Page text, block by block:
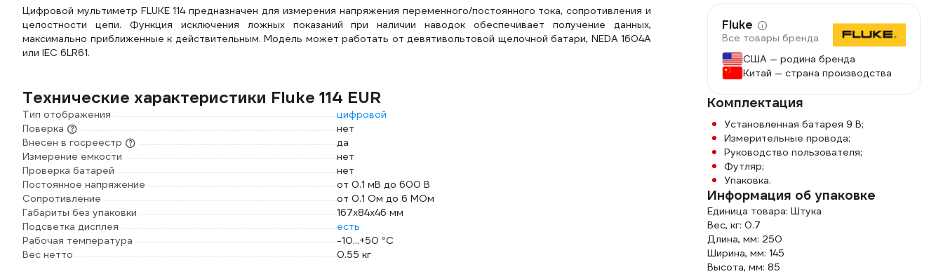
Цифровой мультиметр FLUKE 114 предназначен для измерения напряжения переменного/постоянного тока, сопротивления и
целостности цепи. Функция исключения ложных показаний при наличии наводок обеспечивает получение данных,
максимально приближенные к действительным. Модель может работать от девятивольтовой щелочной батари, NEDA 1604A
или IEC 6LR61.
Технические характеристики Fluke 114 EUR
Тип отображения
цифровой
Поверка
нет
Внесен в госреестр
да
Измерение емкости
нет
Проверка батарей
нет
Постоянное напряжение
от 0.1 мВ до 600 В
Сопротивление
от 0.1 Ом до 6 МОм
Габариты без упаковки
167x84x46 мм
Подсветка дисплея
есть
Рабочая температура
-10...+50 °С
Вес нетто
0.55 кг
Fluke
Все товары бренда
США — родина бренда
Китай — страна производства
Комплектация
Установленная батарея 9 В;
Измерительные провода;
Руководство пользователя;
Футляр;
Упаковка.
Информация об упаковке
Единица товара: Штука
Вес, кг: 0.7
Длина, мм: 250
Ширина, мм: 145
Высота, мм: 85